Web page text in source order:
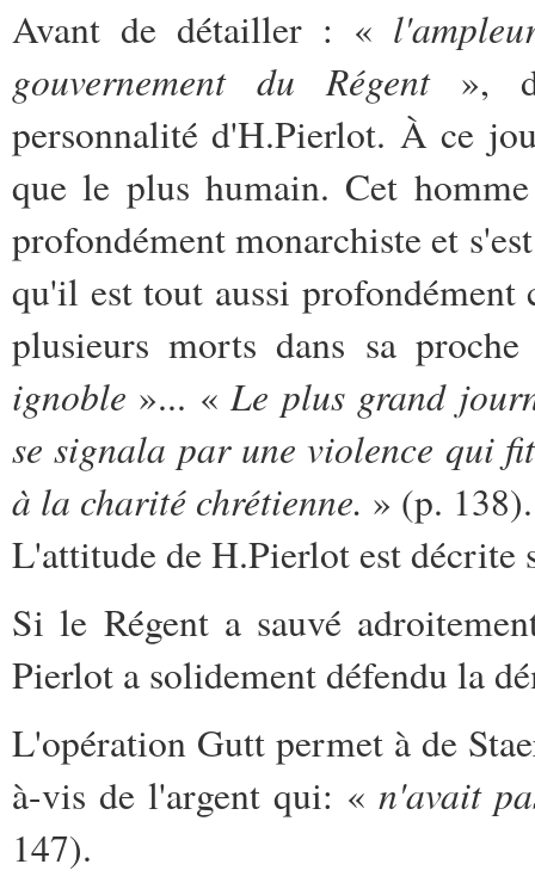
Avant de détailler : «
gouvernement du Régent »,
personnalité d'H.Pierlot. À ce
que le plus humain. Cet
profondément monarchiste et
qu'il est tout aussi
plusieurs morts dans sa
ignoble »... «Le plus grand
se signala par une violence qui
à la charité chrétienne. » (p. 138).
L'attitude de H.Pierlot est décrite
Si le Régent a sauvé
Pierlot a solidement défendu la
L'opération Gutt permet à de
à-vis de l'argent qui: « n'avait
147).